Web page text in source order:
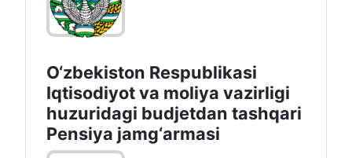
O‘zbekiston Respublikasi
Iqtisodiyot va moliya vazirligi
huzuridagi budjetdan tashqari
Pensiya jamg‘armasi